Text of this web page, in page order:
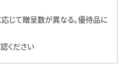
じて贈呈数が異なる。優待品に
ください